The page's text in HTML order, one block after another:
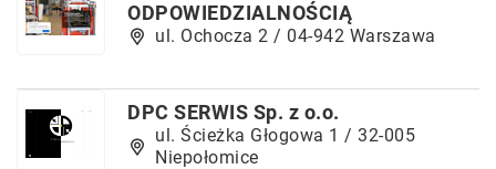
ODPOWIEDZIALNOŚCIĄ
ul. Ochocza 2 / 04-942 Warszawa
DPC SERWIS Sp. z o.o.
ul. Ścieżka Głogowa 1 / 32-005
Niepołomice